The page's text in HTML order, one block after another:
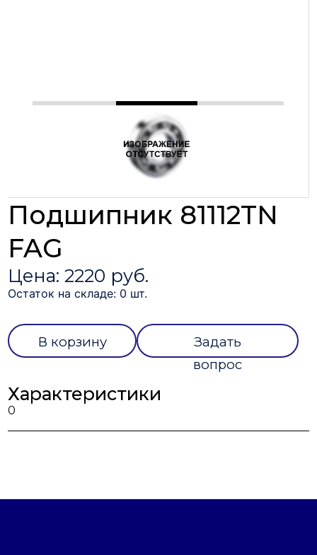
Подшипник 81112TN
FAG
Цена: 2220 руб.
Остаток на складе: 0 шт.
В корзину
Задать
вопрос
Характеристики
0